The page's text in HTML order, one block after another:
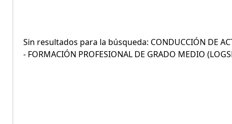
Sin resultados para la búsqueda: CONDUCCIÓN DE
- FORMACIÓN PROFESIONAL DE GRADO MEDIO